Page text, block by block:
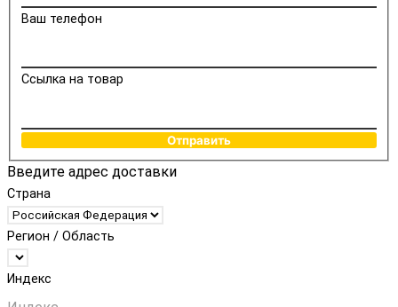
Ваш телефон
Ссылка на товар
Отправить
Введите адрес доставки
Страна
Регион / Область
Индекс